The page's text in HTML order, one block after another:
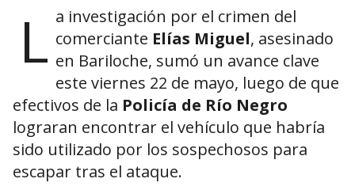
L a investigación por el crimen del
comerciante Elías Miguel, asesinado
en Bariloche, sumó un avance clave
este viernes 22 de mayo, luego de que
efectivos de la Policía de Río Negro
lograran encontrar el vehículo que habría
sido utilizado por los sospechosos para
escapar tras el ataque.